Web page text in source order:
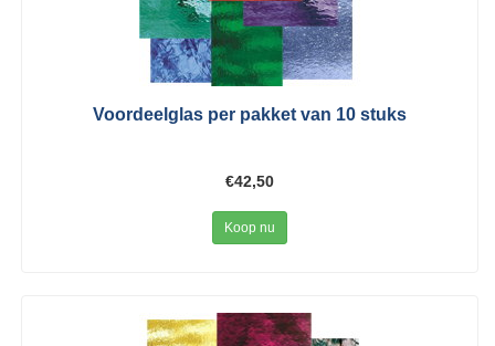
Voordeelglas per pakket van 10 stuks
€42,50
Koop nu